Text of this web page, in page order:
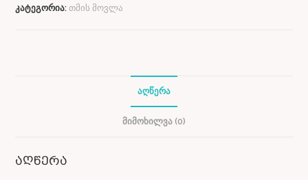
კატეგორია:თმის მოვლა
ᲐᲦᲬᲔᲠᲐ
ᲛᲘᲛᲝᲮᲘᲚᲕᲐ (0)
აღწერა